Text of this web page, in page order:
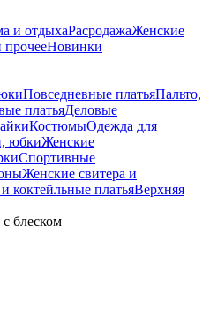
и отдыхаРасродажаЖенские
прочееНовинки
Повседневные платьяПальто,
платьяДеловые
КостюмыОдежда для
юбкиЖенские
Спортивные
Женские свитера и
коктейльные платьяВерхняя
блеском